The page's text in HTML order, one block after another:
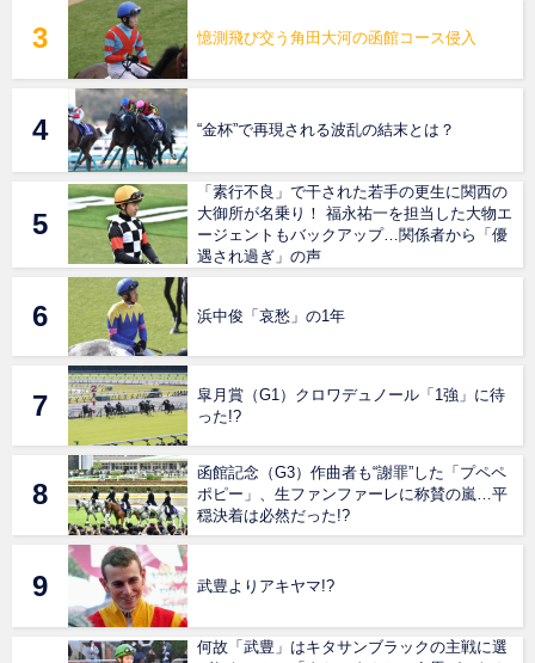
憶測飛び交う角田大河の函館コース侵入
“金杯”で再現される波乱の結末とは？
「素行不良」で干された若手の更生に関西の
大御所が名乗り！ 福永祐一を担当した大物エ
ージェントもバックアップ…関係者から「優
遇され過ぎ」の声
浜中俊「哀愁」の1年
皐月賞（G1）クロワデュノール「1強」に待
った!?
函館記念（G3）作曲者も“謝罪”した「プペペ
ポピー」、生ファンファーレに称賛の嵐…平
穏決着は必然だった!?
武豊よりアキヤマ!?
何故「武豊」はキタサンブラックの主戦に選